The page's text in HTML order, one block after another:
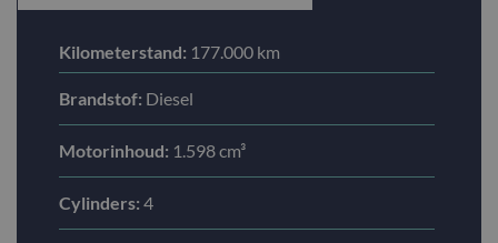
Kilometerstand: 177.000 km
Brandstof: Diesel
Motorinhoud: 1.598 cm³
Cylinders: 4